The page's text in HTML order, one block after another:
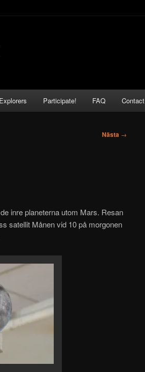
Explorers Participate! FAQ Contact
Nästa →
inre planeterna utom Mars. Resan
satellit Månen vid 10 på morgonen